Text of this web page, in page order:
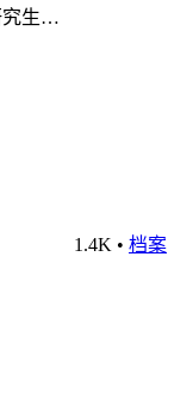
究生…
1.4K • 档案